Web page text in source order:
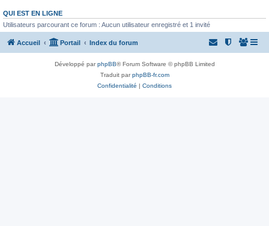
QUI EST EN LIGNE
Utilisateurs parcourant ce forum : Aucun utilisateur enregistré et 1 invité
Accueil Portail Index du forum
Développé parphpBB® Forum Software © phpBB Limited
Traduit parphpBB-fr.com
Confidentialité | Conditions